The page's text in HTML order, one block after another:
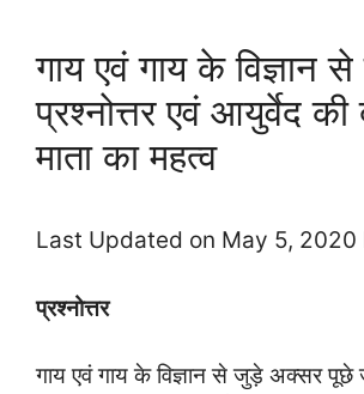
गाय एवं गाय के विज्ञान
प्रश्नोत्तर एवं आयुर्वेद की
माता का महत्व
Last Updated on May 5, 2020
प्रश्नोत्तर
गाय एवं गाय के विज्ञान से जुड़े अक्सर पूछे